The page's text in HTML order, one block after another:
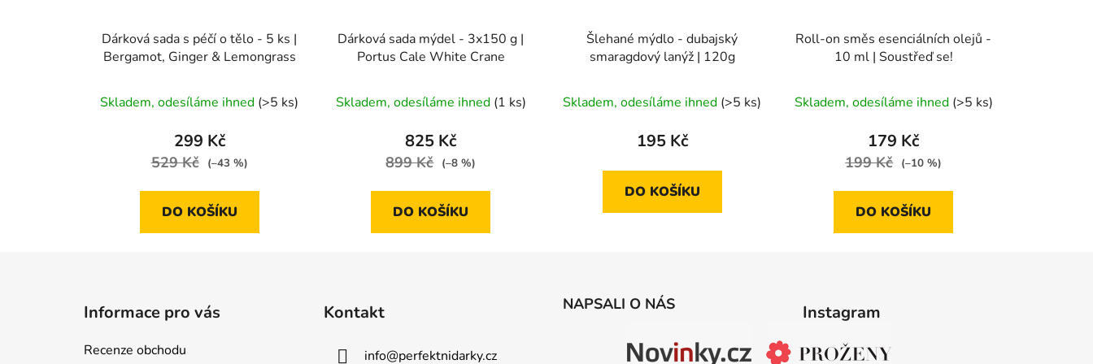
Dárková sada s péčí o tělo - 5 ks |
Bergamot, Ginger & Lemongrass
Skladem, odesíláme ihned (>5 ks)
299 Kč
529 Kč (–43 %)
DO KOŠÍKU
Dárková sada mýdel - 3x150 g |
Portus Cale White Crane
Skladem, odesíláme ihned (1 ks)
825 Kč
899 Kč (–8 %)
DO KOŠÍKU
Šlehané mýdlo - dubajský
smaragdový lanýž | 120g
Skladem, odesíláme ihned (>5 ks)
195 Kč
DO KOŠÍKU
Roll-on směs esenciálních olejů -
10 ml | Soustřeď se!
Skladem, odesíláme ihned (>5 ks)
179 Kč
199 Kč (–10 %)
DO KOŠÍKU
Informace pro vás
Recenze obchodu
Kontakt
info@perfektnidarky.cz
NAPSALI O NÁS Instagram